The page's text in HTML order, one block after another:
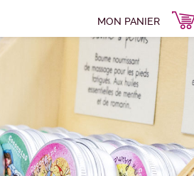
MON PANIER